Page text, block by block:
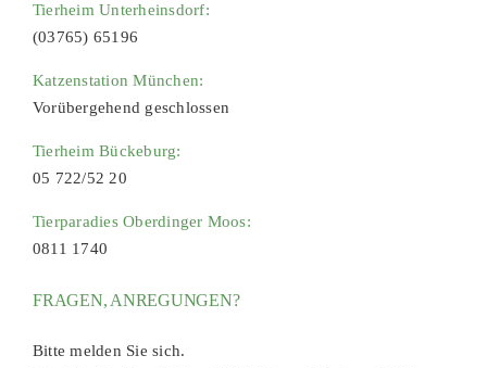
Tierheim Unterheinsdorf:
(03765) 65196
Katzenstation München:
Vorübergehend geschlossen
Tierheim Bückeburg:
05 722/52 20
Tierparadies Oberdinger Moos:
0811 1740
FRAGEN, ANREGUNGEN?
Bitte melden Sie sich.